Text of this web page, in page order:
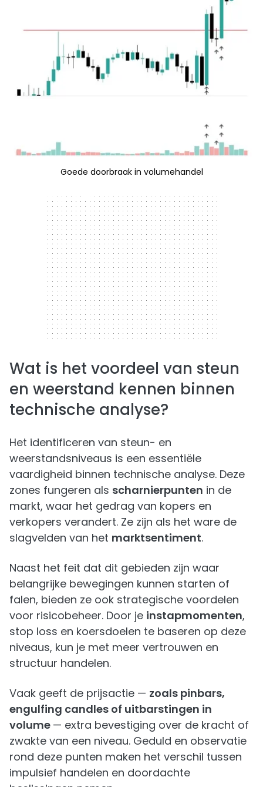
Goede doorbraak in volumehandel
300 x 250
Wat is het voordeel van steun
en weerstand kennen binnen
technische analyse?
Het identificeren van steun- en
weerstandsniveaus is een essentiële
vaardigheid binnen technische analyse. Deze
zones fungeren als scharnierpunten in de
markt, waar het gedrag van kopers en
verkopers verandert. Ze zijn als het ware de
slagvelden van het marktsentiment.
Naast het feit dat dit gebieden zijn waar
belangrijke bewegingen kunnen starten of
falen, bieden ze ook strategische voordelen
voor risicobeheer. Door je instapmomenten,
stop loss en koersdoelen te baseren op deze
niveaus, kun je met meer vertrouwen en
structuur handelen.
Vaak geeft de prijsactie — zoals pinbars,
engulfing candles of uitbarstingen in
volume — extra bevestiging over de kracht of
zwakte van een niveau. Geduld en observatie
rond deze punten maken het verschil tussen
impulsief handelen en doordachte